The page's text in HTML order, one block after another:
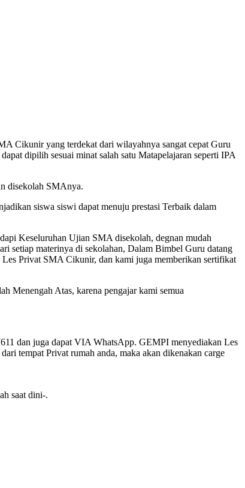
Cikunir yang terdekat dari wilayahnya sangat cepat Guru
dipilih sesuai minat salah satu Matapelajaran seperti IPA
disekolah SMAnya.
siswa siswi dapat menuju prestasi Terbaik dalam
Keseluruhan Ujian SMA disekolah, degnan mudah
setiap materinya di sekolahan, Dalam Bimbel Guru datang
Les Privat SMA Cikunir, dan kami juga memberikan sertifikat
Menengah Atas, karena pengajar kami semua
dan juga dapat VIA WhatsApp. GEMPI menyediakan Les
tempat Privat rumah anda, maka akan dikenakan carge
saat dini-.